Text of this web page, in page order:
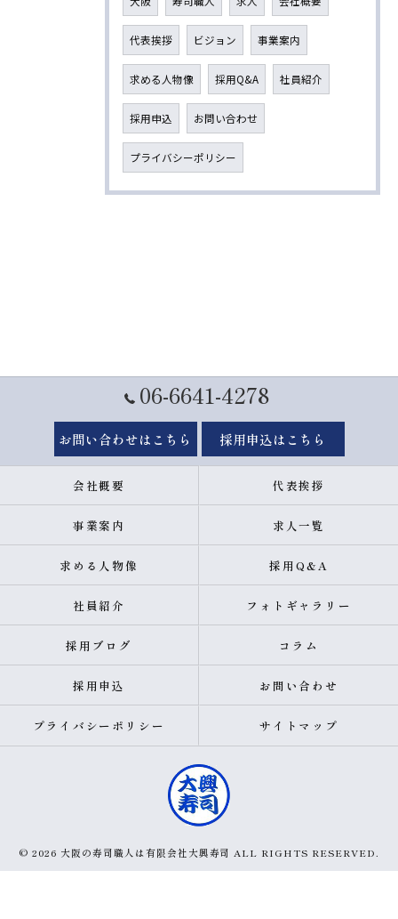
代表挨拶 ビジョン 事業案内
求める人物像 採用Q&A 社員紹介
採用申込 お問い合わせ
プライバシーポリシー
06-6641-4278
お問い合わせはこちら 採用申込はこちら
会社概要 代表挨拶
事業案内 求人一覧
求める人物像 採用Q&A
社員紹介 フォトギャラリー
採用ブログ コラム
採用申込 お問い合わせ
プライバシーポリシー サイトマップ
© 2026 大阪の寿司職人は有限会社大興寿司 ALL RIGHTS RESERVED.